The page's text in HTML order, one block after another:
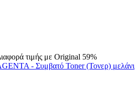
τιμής με Original 59%
- Συμβατό Toner (Τονερ) μελάνι